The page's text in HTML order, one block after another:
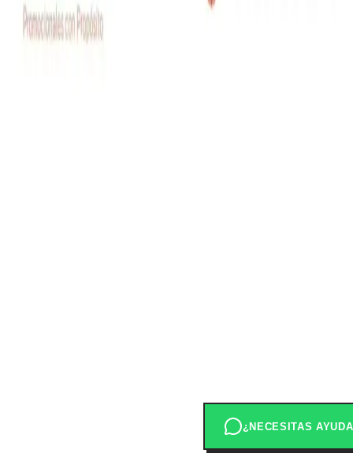
Política de Privacidad
Términos y Condiciones
¿NECESITAS